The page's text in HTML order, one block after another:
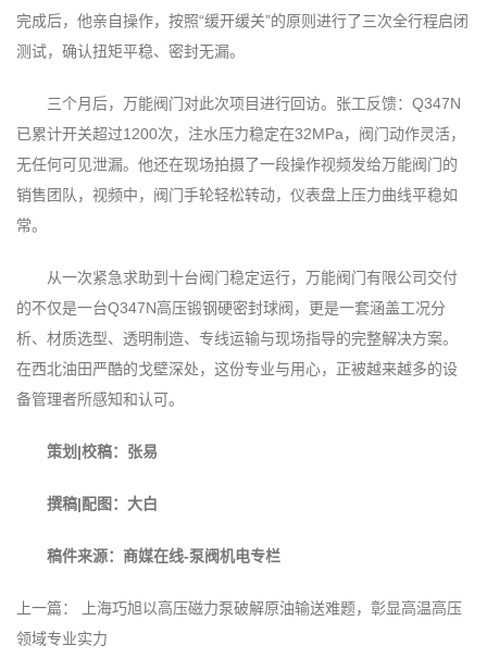
完成后，他亲自操作，按照“缓开缓关”的原则进行了三次全行程启闭
测试，确认扭矩平稳、密封无漏。
三个月后，万能阀门对此次项目进行回访。张工反馈：Q347N
已累计开关超过1200次，注水压力稳定在32MPa，阀门动作灵活，
无任何可见泄漏。他还在现场拍摄了一段操作视频发给万能阀门的
销售团队，视频中，阀门手轮轻松转动，仪表盘上压力曲线平稳如
常。
从一次紧急求助到十台阀门稳定运行，万能阀门有限公司交付
的不仅是一台Q347N高压锻钢硬密封球阀，更是一套涵盖工况分
析、材质选型、透明制造、专线运输与现场指导的完整解决方案。
在西北油田严酷的戈壁深处，这份专业与用心，正被越来越多的设
备管理者所感知和认可。
策划|校稿：张易
撰稿|配图：大白
稿件来源：商媒在线-泵阀机电专栏
上一篇：
上海巧旭以高压磁力泵破解原油输送难题，彰显高温高压
领域专业实力